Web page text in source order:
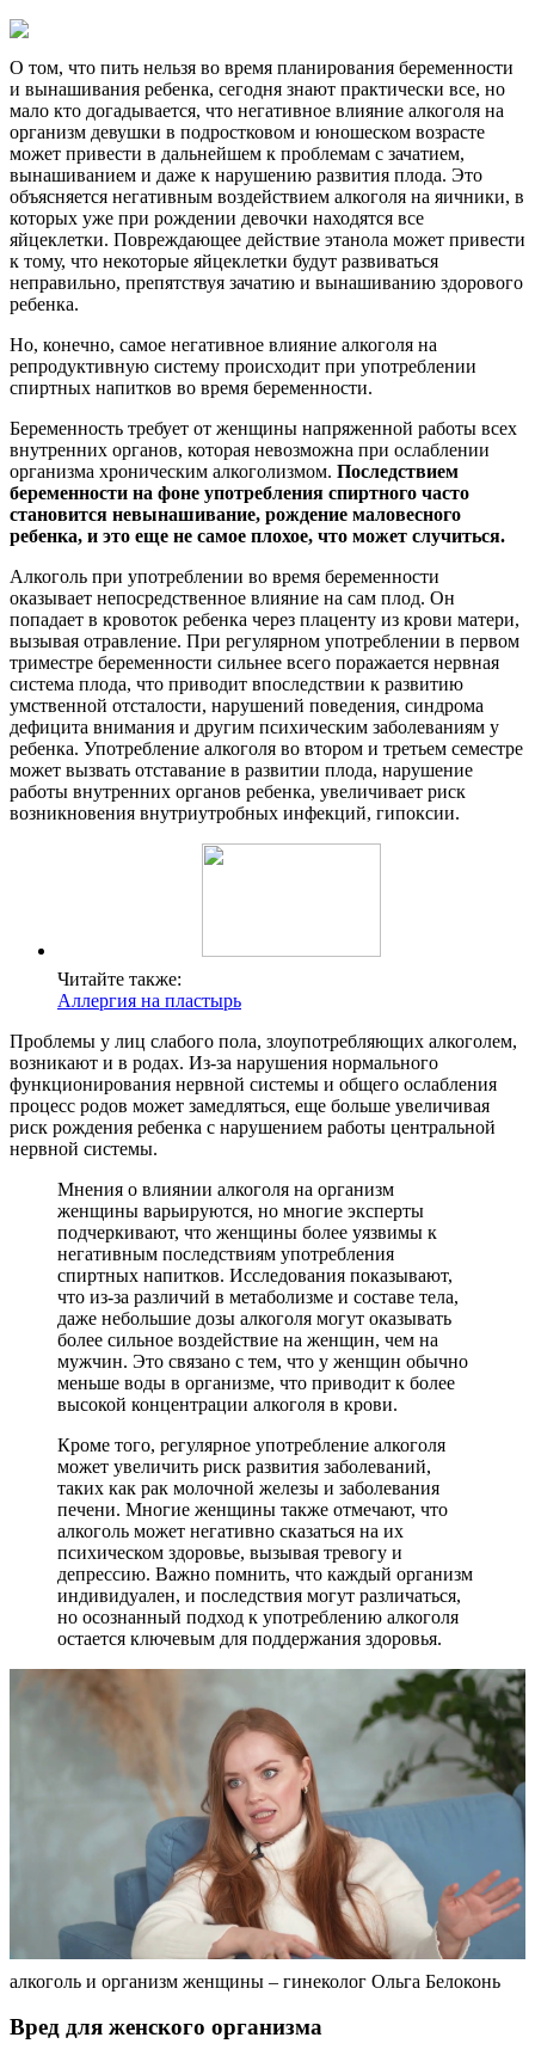
О том, что пить нельзя во время планирования беременности
и вынашивания ребенка, сегодня знают практически все, но
мало кто догадывается, что негативное влияние алкоголя на
организм девушки в подростковом и юношеском возрасте
может привести в дальнейшем к проблемам с зачатием,
вынашиванием и даже к нарушению развития плода. Это
объясняется негативным воздействием алкоголя на яичники, в
которых уже при рождении девочки находятся все
яйцеклетки. Повреждающее действие этанола может привести
к тому, что некоторые яйцеклетки будут развиваться
неправильно, препятствуя зачатию и вынашиванию здорового
ребенка.
Но, конечно, самое негативное влияние алкоголя на
репродуктивную систему происходит при употреблении
спиртных напитков во время беременности.
Беременность требует от женщины напряженной работы всех
внутренних органов, которая невозможна при ослаблении
организма хроническим алкоголизмом. Последствием
беременности на фоне употребления спиртного часто
становится невынашивание, рождение маловесного
ребенка, и это еще не самое плохое, что может случиться.
Алкоголь при употреблении во время беременности
оказывает непосредственное влияние на сам плод. Он
попадает в кровоток ребенка через плаценту из крови матери,
вызывая отравление. При регулярном употреблении в первом
триместре беременности сильнее всего поражается нервная
система плода, что приводит впоследствии к развитию
умственной отсталости, нарушений поведения, синдрома
дефицита внимания и другим психическим заболеваниям у
ребенка. Употребление алкоголя во втором и третьем семестре
может вызвать отставание в развитии плода, нарушение
работы внутренних органов ребенка, увеличивает риск
возникновения внутриутробных инфекций, гипоксии.
Читайте также:
Аллергия на пластырь
Проблемы у лиц слабого пола, злоупотребляющих алкоголем,
возникают и в родах. Из-за нарушения нормального
функционирования нервной системы и общего ослабления
процесс родов может замедляться, еще больше увеличивая
риск рождения ребенка с нарушением работы центральной
нервной системы.
Мнения о влиянии алкоголя на организм
женщины варьируются, но многие эксперты
подчеркивают, что женщины более уязвимы к
негативным последствиям употребления
спиртных напитков. Исследования показывают,
что из-за различий в метаболизме и составе тела,
даже небольшие дозы алкоголя могут оказывать
более сильное воздействие на женщин, чем на
мужчин. Это связано с тем, что у женщин обычно
меньше воды в организме, что приводит к более
высокой концентрации алкоголя в крови.
Кроме того, регулярное употребление алкоголя
может увеличить риск развития заболеваний,
таких как рак молочной железы и заболевания
печени. Многие женщины также отмечают, что
алкоголь может негативно сказаться на их
психическом здоровье, вызывая тревогу и
депрессию. Важно помнить, что каждый организм
индивидуален, и последствия могут различаться,
но осознанный подход к употреблению алкоголя
остается ключевым для поддержания здоровья.
алкоголь и организм женщины – гинеколог Ольга Белоконь
Вред для женского организма